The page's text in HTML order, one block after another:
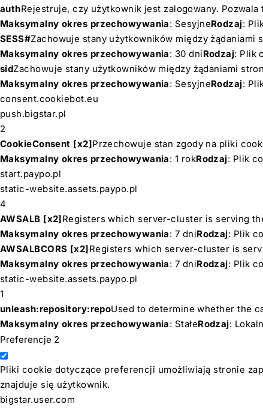
authRejestruje, czy użytkownik jest zalogowany.
Maksymalny okres przechowywania: SesyjneRodzaj:
SESS#Zachowuje stany użytkowników między żądaniami
Maksymalny okres przechowywania: 30 dniRodzaj: Plik
sidZachowuje stany użytkowników między żądaniami
Maksymalny okres przechowywania: SesyjneRodzaj:
consent.cookiebot.eu
push.bigstar.pl
2
CookieConsent [x2]Przechowuje stan zgody na pliki
Maksymalny okres przechowywania: 1 rokRodzaj: Plik
start.paypo.pl
static-website.assets.paypo.pl
4
AWSALB [x2]Registers which server-cluster is serving
Maksymalny okres przechowywania: 7 dniRodzaj: Plik
AWSALBCORS [x2]Registers which server-cluster is
Maksymalny okres przechowywania: 7 dniRodzaj: Plik
static-website.assets.paypo.pl
1
unleash:repository:repoUsed to determine whether the
Maksymalny okres przechowywania: StałeRodzaj:
Preferencje 2
Pliki cookie dotyczące preferencji umożliwiają stronie
znajduje się użytkownik.
bigstar.user.com